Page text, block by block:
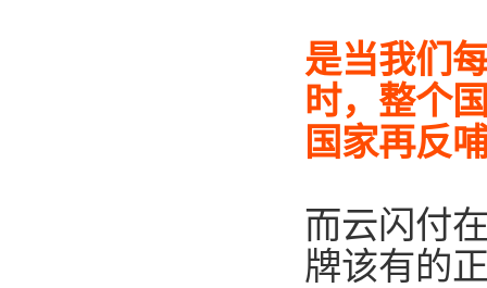
是当我们
时，整个
国家再反
而云闪付
牌该有的